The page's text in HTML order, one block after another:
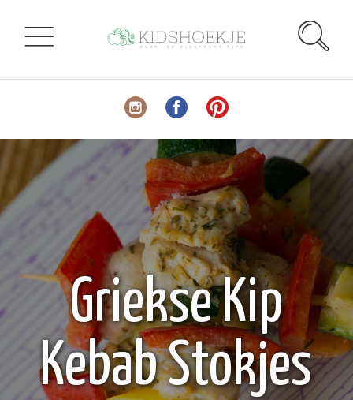
Griekse Kip
Kebab Stokjes